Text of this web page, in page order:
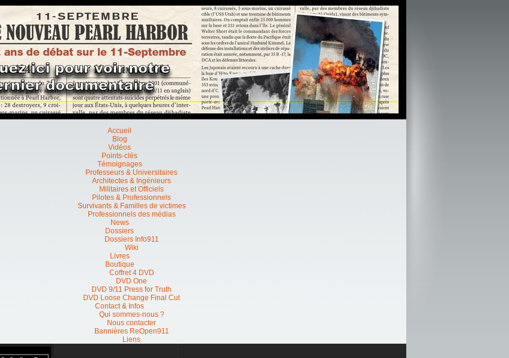
Accueil
Blog
Vidéos
Points-clés
Témoignages
Professeurs & Universitaires
Architectes & Ingénieurs
Militaires et Officiels
Pilotes & Professionnels
Survivants & Familles de victimes
Professionnels des médias
News
Dossiers
Dossiers Info911
Wiki
Livres
Boutique
Coffret 4 DVD
DVD One
DVD 9/11 Press for Truth
DVD Loose Change Final Cut
Contact & Infos
Qui sommes-nous ?
Nous contacter
Bannières ReOpen911
Liens